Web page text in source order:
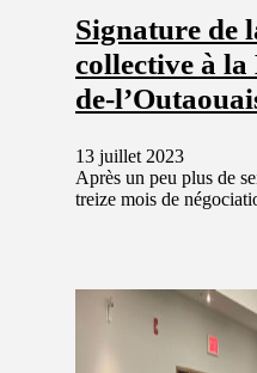
Signature de
collective à
de-
13 juillet 2023
Après un peu plus de
treize mois de